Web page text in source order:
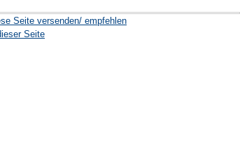
Seite versenden/ empfehlen
Seite